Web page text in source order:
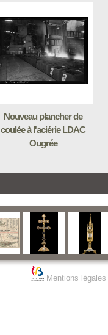
Nouveau plancher de
coulée à l'aciérie LDAC
Ougrée
Mentions légales